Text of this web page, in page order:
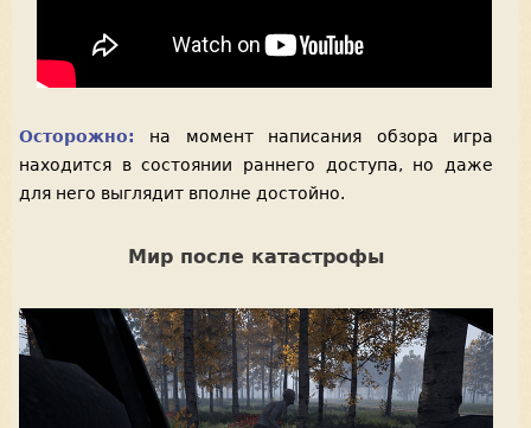
Осторожно:
на момент написания обзора игра
находится в состоянии раннего доступа, но даже
для него выглядит вполне достойно.
Мир после катастрофы